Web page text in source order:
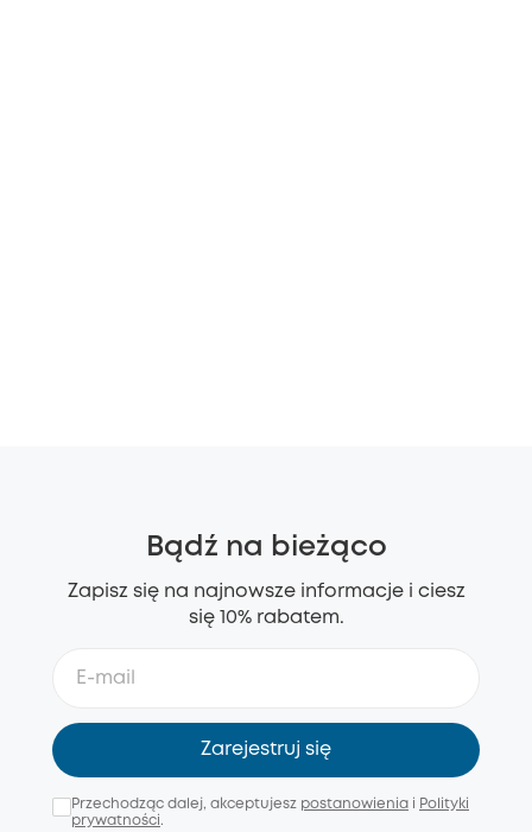
Bądź na bieżąco
Zapisz się na najnowsze informacje i ciesz
się 10% rabatem.
Zarejestruj się
Przechodząc dalej, akceptujesz postanowienia i Polityki
prywatności.